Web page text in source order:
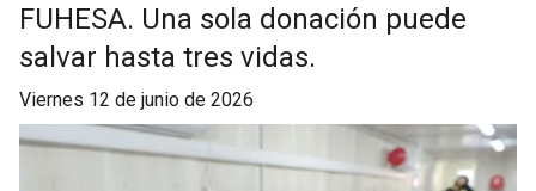
FUHESA. Una sola donación puede
salvar hasta tres vidas.
viernes 12 de junio de 2026